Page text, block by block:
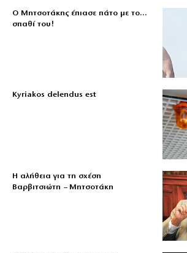
Ο Μητσοτάκης έπιασε πάτο με το…
σπαθί του!
Kyriakos delendus est
Η αλήθεια για τη σχέση
Βαρβιτσιώτη – Μητσοτάκη